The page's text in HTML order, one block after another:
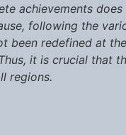
achievements
following the
been redefined at
it is crucial that
regions.